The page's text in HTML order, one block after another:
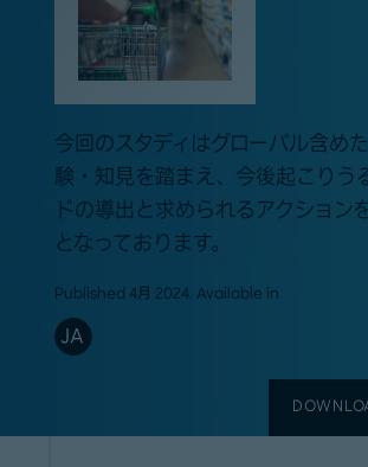
今回のスタディはグローバル含め
験・知見を踏まえ、今後起こりう
ドの導出と求められるアクション
となっております。
Published 4月 2024. Available in
JA